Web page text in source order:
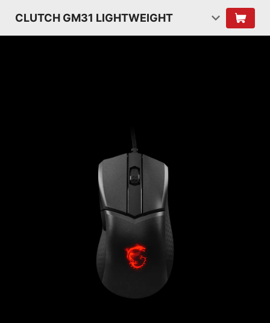
CLUTCH GM31 LIGHTWEIGHT